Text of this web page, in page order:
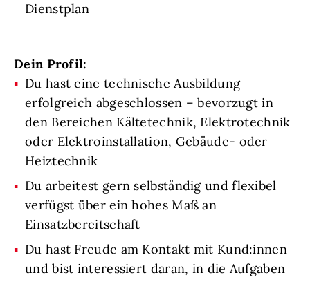
Dienstplan
Dein Profil:
Du hast eine technische Ausbildung
erfolgreich abgeschlossen – bevorzugt in
den Bereichen Kältetechnik, Elektrotechnik
oder Elektroinstallation, Gebäude- oder
Heiztechnik
Du arbeitest gern selbständig und flexibel
verfügst über ein hohes Maß an
Einsatzbereitschaft
Du hast Freude am Kontakt mit Kund:innen
und bist interessiert daran, in die Aufgaben